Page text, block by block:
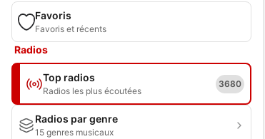
Favoris
Favoris et récents
Radios
Top radios
Radios les plus écoutées
3680
Radios par genre
15 genres musicaux